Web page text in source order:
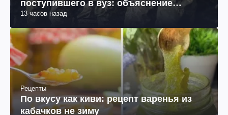
Война в Украине
Могут мобилизовать военнообязанного,
окончившего колледж, но не
поступившего в вуз: объяснение
юриста
13 часов назад